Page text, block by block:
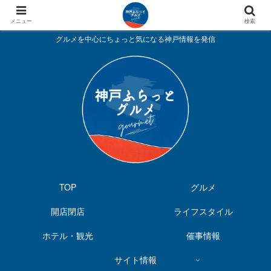
グルメを中心にちょっと気になる神戸情報を発信
TOP
グルメ
開店閉店
ライフスタイル
ホテル・観光
催事情報
サイト情報
メニュー 検索